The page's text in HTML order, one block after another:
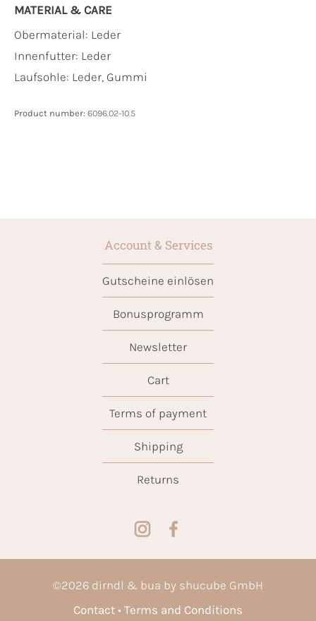
MATERIAL & CARE
Obermaterial: Leder
Innenfutter: Leder
Laufsohle: Leder, Gummi
Product number: 6096.02-10.5
Account & Services
Gutscheine einlösen
Bonusprogramm
Newsletter
Cart
Terms of payment
Shipping
Returns
©2026 dirndl & bua by shucube GmbH
Contact
Terms and Conditions